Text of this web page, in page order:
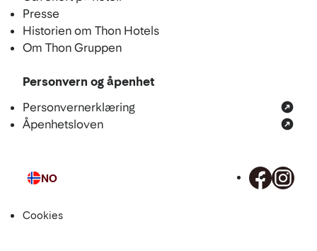
Presse
Historien om Thon Hotels
Om Thon Gruppen
Personvern og åpenhet
Personvernerklæring
Åpenhetsloven
Språk
NO
Cookies